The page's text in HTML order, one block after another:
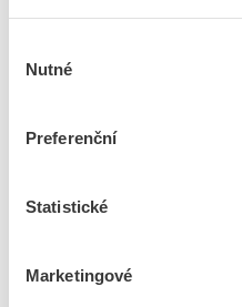
souhlasu
Nutné
Preferenční
Statistické
Marketingové
Cena s DPH
2 ks